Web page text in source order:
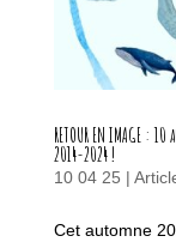
RETOUR EN IMAGE :
2014-2024 !
10 04 25 |
Cet automne